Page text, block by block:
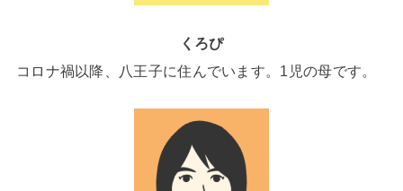
くろぴ
コロナ禍以降、八王子に住んでいます。1児の母です。